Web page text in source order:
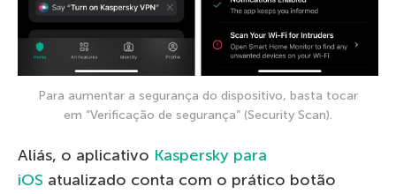
Para aumentar a segurança do dispositivo, basta tocar
em “Verificação de segurança” (Security Scan).
Aliás, o aplicativo Kaspersky para
iOS atualizado conta com o prático botão